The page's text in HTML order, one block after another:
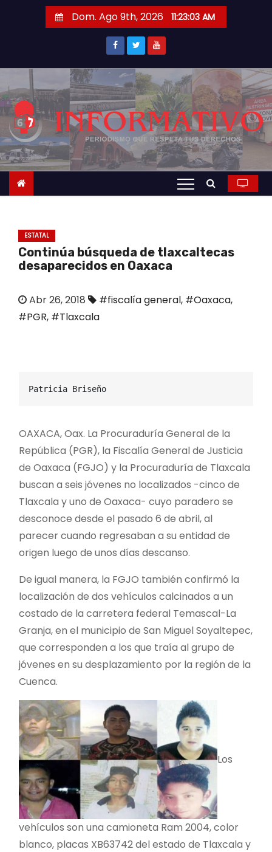
r
a
c
o
t
Dom. Ago 9th, 2026 11:23:03 AM
ESTATAL
Continúa búsqueda de tlaxcaltecas
desaparecidos en Oaxaca
Abr 26, 2018 #fiscalía general, #Oaxaca,
#PGR, #Tlaxcala
Patricia Briseño
OAXACA, Oax. La Procuraduría General de la
República (PGR), la Fiscalía General de Justicia
de Oaxaca (FGJO) y la Procuraduría de Tlaxcala
buscan a seis jóvenes no localizados -cinco de
Tlaxcala y uno de Oaxaca- cuyo paradero se
desconoce desde el pasado 6 de abril, al
parecer cuando regresaban a su entidad de
origen luego de unos días descanso.
De igual manera, la FGJO también confirmó la
localización de dos vehículos calcinados a un
costado de la carretera federal Temascal-La
Granja, en el municipio de San Miguel Soyaltepec,
que corresponden a los que traía al grupo de
jóvenes en su desplazamiento por la región de la
Cuenca.
Los
vehículos son una camioneta Ram 2004, color
blanco, placas XB63742 del estado de Tlaxcala y